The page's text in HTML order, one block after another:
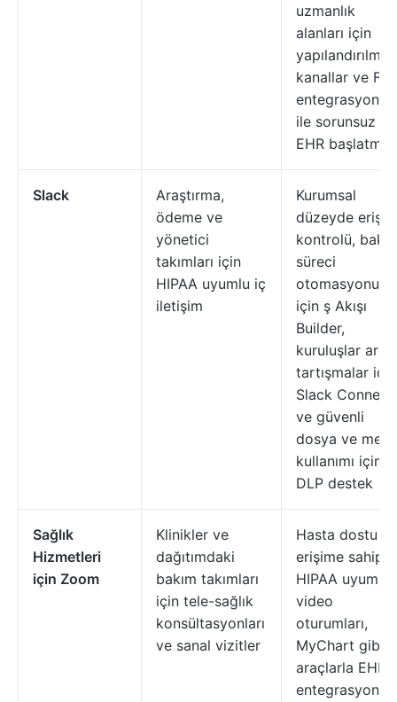
uzmanlık
alanları için
yapılandırılmış
kanallar ve
entegrasyonu
ile sorunsuz
EHR başlatma.
Slack
Araştırma,
ödeme ve
yönetici
takımları için
HIPAA uyumlu iç
iletişim
Kurumsal
düzeyde erişim
kontrolü,
süreci
otomasyonu
için ş Akışı
Builder,
kuruluşlar arası
tartışmalar için
Slack Connect
ve güvenli
dosya ve
kullanımı için
DLP destek
Sağlık
Hizmetleri
için Zoom
Klinikler ve
dağıtımdaki
bakım takımları
için tele-sağlık
konsültasyonları
ve sanal vizitler
Hasta dostu
erişime sahip
HIPAA uyumlu
video
oturumları,
MyChart gibi
araçlarla EHR